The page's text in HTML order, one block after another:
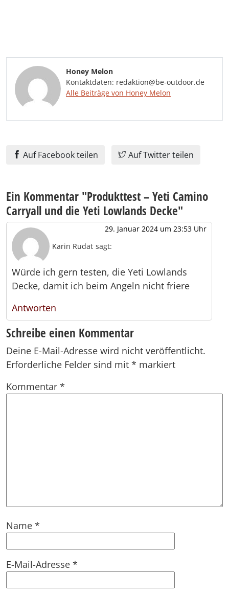
Honey Melon
Kontaktdaten: redaktion@be-outdoor.de
Alle Beiträge von Honey Melon
Auf Facebook teilen Auf Twitter teilen
Ein Kommentar "Produkttest – Yeti Camino
Carryall und die Yeti Lowlands Decke"
Karin Rudat sagt:
29. Januar 2024 um 23:53 Uhr
Würde ich gern testen, die Yeti Lowlands
Decke, damit ich beim Angeln nicht friere
Antworten
Schreibe einen Kommentar
Deine E-Mail-Adresse wird nicht veröffentlicht.
Erforderliche Felder sind mit * markiert
Kommentar *
Name *
E-Mail-Adresse *